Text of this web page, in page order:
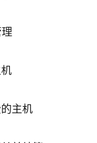
主机